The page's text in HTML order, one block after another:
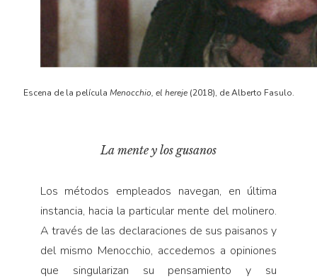
Escena de la película Menocchio, el hereje(2018), de Alberto Fasulo.
La mente y los gusanos
Los métodos empleados navegan, en última
instancia, hacia la particular mente del molinero.
A través de las declaraciones de sus paisanos y
del mismo Menocchio, accedemos a opiniones
que singularizan su pensamiento y su